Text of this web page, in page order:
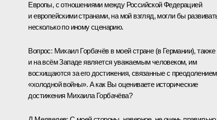
Европы, с отношениями между Российской Федерацией
и европейскими странами, на мой взгляд, могли бы
несколько по иному сценарию.
Вопрос: Михаил Горбачёв в моей стране (в Германии), также
и на всём Западе является уважаемым человеком, им
восхищаются за его достижения, связанные с преодолением
«холодной войны». А как Вы оцениваете исторические
достижения Михаила Горбачёва?